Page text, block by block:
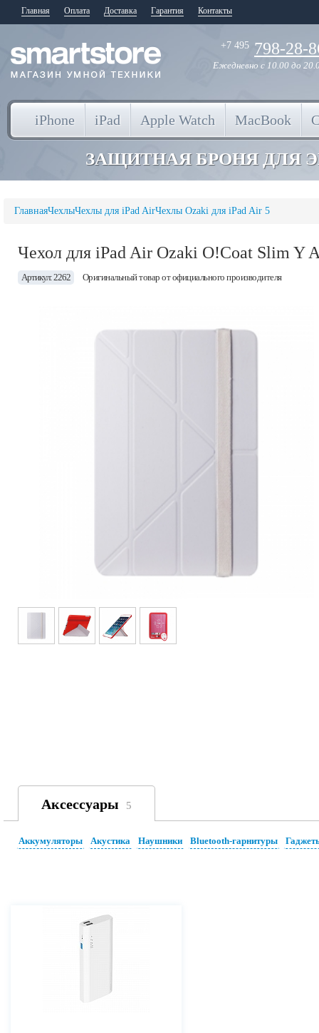
Главная Оплата Доставка Гарантия Контакты
+7 495 798-28-
Ежедневно с 10.00 до
iPhone iPad Apple Watch MacBook
ЗАЩИТНАЯ БРОНЯ ДЛЯ
ГлавнаяЧехлыЧехлы для iPad AirЧехлы Ozaki для iPad Air 5
Чехол для iPad Air Ozaki O!Coat Slim Y
Артикул: 2262 Оригинальный товар от официального производителя
Аксессуары 5
Аккумуляторы Акустика Наушники Bluetooth-гарнитуры